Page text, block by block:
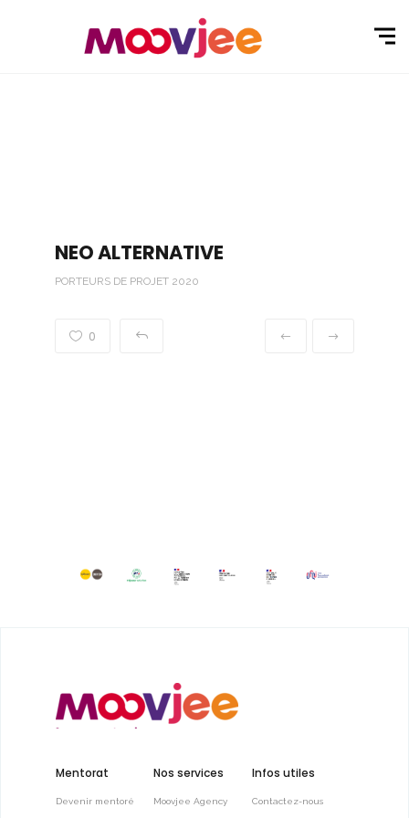
NEO ALTERNATIVE
PORTEURS DE PROJET 2020
0
Mentorat
Devenir mentoré
Nos services
Moovjee Agency
Infos utiles
Contactez-nous